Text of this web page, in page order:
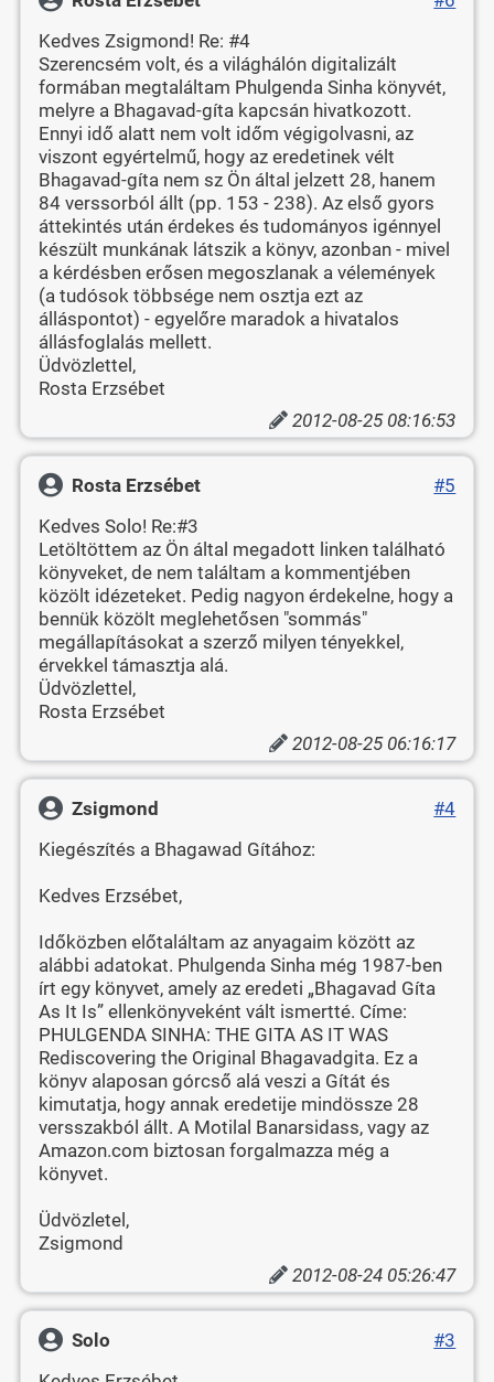
Kedves Zsigmond! Re: #4
Szerencsém volt, és a világhálón digitalizált
formában megtaláltam Phulgenda Sinha könyvét,
melyre a Bhagavad-gíta kapcsán hivatkozott.
Ennyi idő alatt nem volt időm végigolvasni, az
viszont egyértelmű, hogy az eredetinek vélt
Bhagavad-gíta nem sz Ön által jelzett 28, hanem
84 verssorból állt (pp. 153 - 238). Az első gyors
áttekintés után érdekes és tudományos igénnyel
készült munkának látszik a könyv, azonban - mivel
a kérdésben erősen megoszlanak a vélemények
(a tudósok többsége nem osztja ezt az
álláspontot) - egyelőre maradok a hivatalos
állásfoglalás mellett.
Üdvözlettel,
Rosta Erzsébet
2012-08-25 08:16:53
Rosta Erzsébet
#5
Kedves Solo! Re:#3
Letöltöttem az Ön által megadott linken található
könyveket, de nem találtam a kommentjében
közölt idézeteket. Pedig nagyon érdekelne, hogy a
bennük közölt meglehetősen "sommás"
megállapításokat a szerző milyen tényekkel,
érvekkel támasztja alá.
Üdvözlettel,
Rosta Erzsébet
2012-08-25 06:16:17
Zsigmond
#4
Kiegészítés a Bhagawad Gítához:
Kedves Erzsébet,
Időközben előtaláltam az anyagaim között az
alábbi adatokat. Phulgenda Sinha még 1987-ben
írt egy könyvet, amely az eredeti „Bhagavad Gíta
As It Is” ellenkönyveként vált ismertté. Címe:
PHULGENDA SINHA: THE GITA AS IT WAS
Rediscovering the Original Bhagavadgita. Ez a
könyv alaposan górcső alá veszi a Gítát és
kimutatja, hogy annak eredetije mindössze 28
versszakból állt. A Motilal Banarsidass, vagy az
Amazon.com biztosan forgalmazza még a
könyvet.
Üdvözletel,
Zsigmond
2012-08-24 05:26:47
Solo
#3